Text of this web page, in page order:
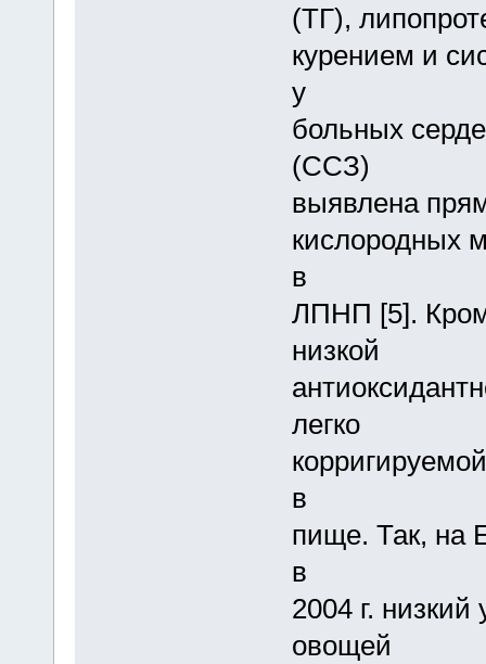
(ТГ),
курением и
у
больных
(ССЗ)
выявлена
кислородных
в
ЛПНП [5].
низкой
легко
в
пище. Так, на
в
2004 г.
овощей